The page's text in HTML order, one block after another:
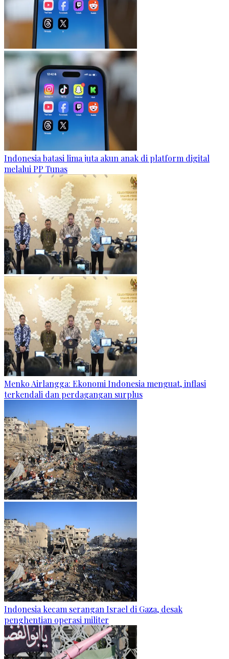
Indonesia batasi lima juta akun anak di platform digital
melalui PP Tunas
Menko Airlangga: Ekonomi Indonesia menguat, inflasi
terkendali dan perdagangan surplus
Indonesia kecam serangan Israel di Gaza, desak
penghentian operasi militer